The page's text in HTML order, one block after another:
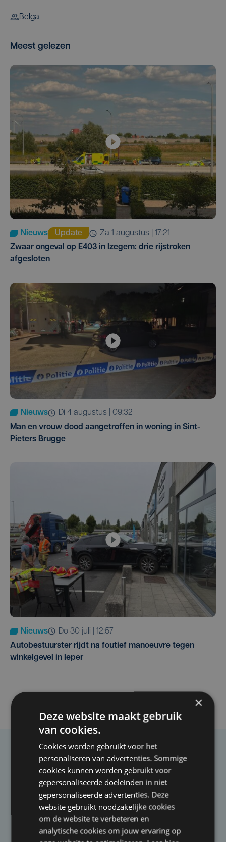
Belga
Meest gelezen
Nieuws Update
za 1 augustus | 17:21
Zwaar ongeval op E403 in Izegem: drie rijstroken
afgesloten
Nieuws
di 4 augustus | 09:32
Man en vrouw dood aangetroffen in woning in Sint-
Pieters Brugge
Nieuws
do 30 juli | 12:57
Autobestuurster rijdt na foutief manoeuvre tegen
winkelgevel in Ieper
Taalfout opgemerkt?
Heb je een taal- of schrijffout opgemerkt in dit
artikel?
Laat het ons weten
×
Deze website maakt gebruik
van cookies.
Cookies worden gebruikt voor het
personaliseren van advertenties. Sommige
cookies kunnen worden gebruikt voor
gepersonaliseerde doeleinden in niet
gepersonaliseerde advertenties. Deze
website gebruikt noodzakelijke cookies
om de website te verbeteren en
analytische cookies om jouw ervaring op